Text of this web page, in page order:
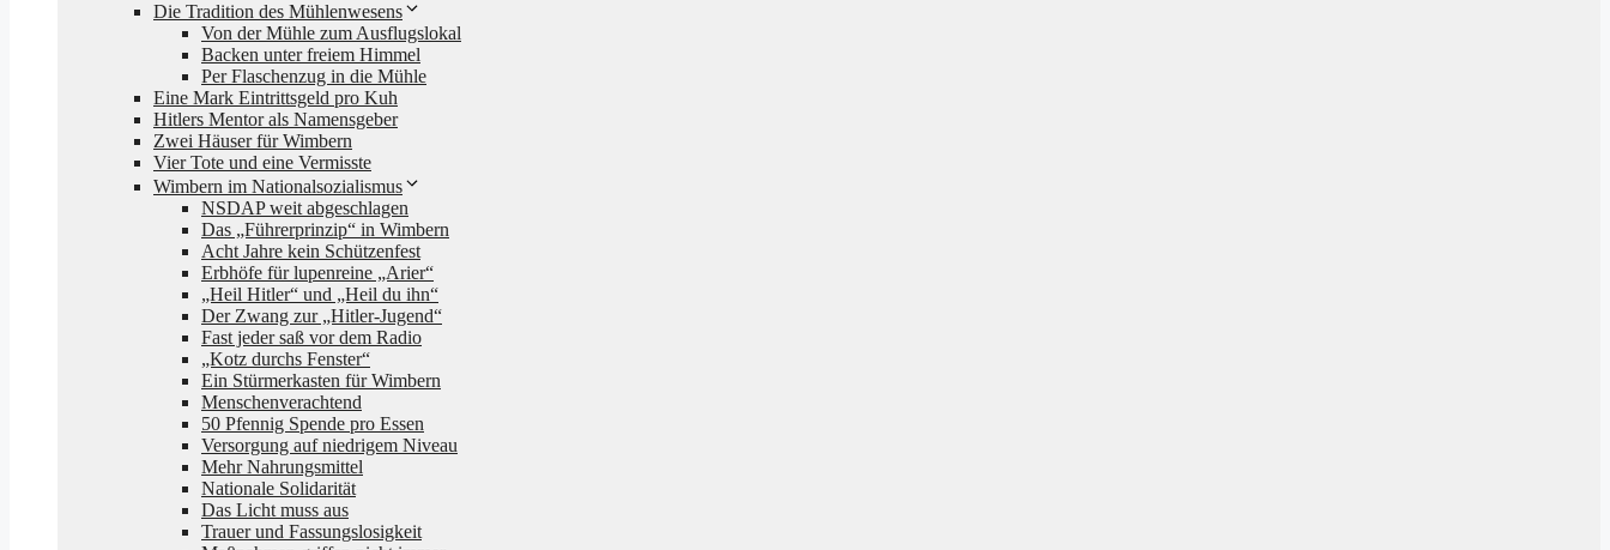
Die Tradition des Mühlenwesens
Von der Mühle zum Ausflugslokal
Backen unter freiem Himmel
Per Flaschenzug in die Mühle
Eine Mark Eintrittsgeld pro Kuh
Hitlers Mentor als Namensgeber
Zwei Häuser für Wimbern
Vier Tote und eine Vermisste
Wimbern im Nationalsozialismus
NSDAP weit abgeschlagen
Das „Führerprinzip“ in Wimbern
Acht Jahre kein Schützenfest
Erbhöfe für lupenreine „Arier“
„Heil Hitler“ und „Heil du ihn“
Der Zwang zur „Hitler-Jugend“
Fast jeder saß vor dem Radio
„Kotz durchs Fenster“
Ein Stürmerkasten für Wimbern
Menschenverachtend
50 Pfennig Spende pro Essen
Versorgung auf niedrigem Niveau
Mehr Nahrungsmittel
Nationale Solidarität
Das Licht muss aus
Trauer und Fassungslosigkeit